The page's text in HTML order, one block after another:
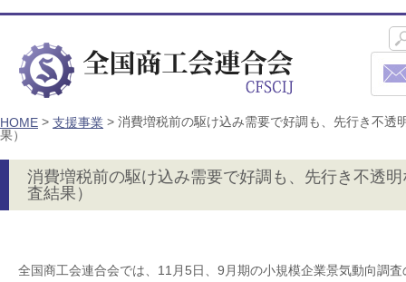
HOME > 支援事業 > 消費増税前の駆け込み需要で好調も、先行き不透
果）
消費増税前の駆け込み需要で好調も、先行き不透
査結果）
全国商工会連合会では、11月5日、9月期の小規模企業景気動向調